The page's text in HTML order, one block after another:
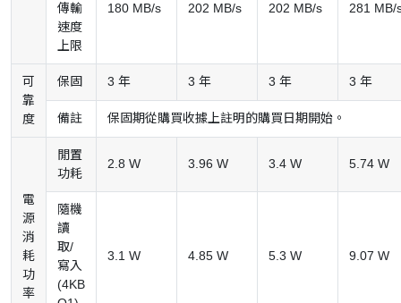
傳輸
速度
上限
180 MB/s 202 MB/s 202 MB/s 281 MB/
可
靠
度
保固 3 年 3 年 3 年 3 年
備註 保固期從購買收據上註明的購買日期開始。
電
源
消
耗
功
率
閒置
功耗
2.8 W 3.96 W 3.4 W 5.74 W
隨機
讀
取/
寫入
(4KB
3.1 W 4.85 W 5.3 W 9.07 W